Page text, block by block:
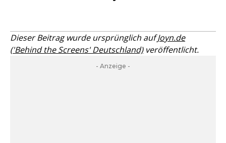
Dieser Beitrag wurde ursprünglich aufJoyn.de
('Behind the Screens' Deutschland)veröffentlicht.
- Anzeige -